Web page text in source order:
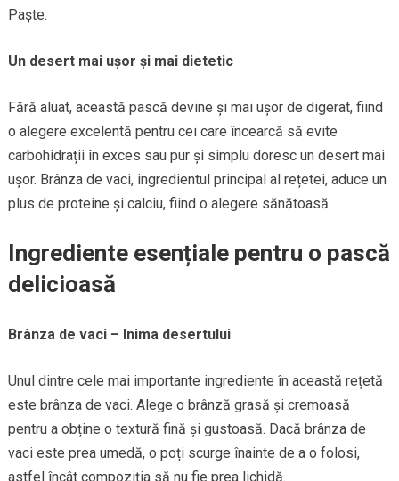
Paște.
Un desert mai ușor și mai dietetic
Fără aluat, această pască devine și mai ușor de digerat, fiind
o alegere excelentă pentru cei care încearcă să evite
carbohidrații în exces sau pur și simplu doresc un desert mai
ușor. Brânza de vaci, ingredientul principal al rețetei, aduce un
plus de proteine și calciu, fiind o alegere sănătoasă.
Ingrediente esențiale pentru o pască
delicioasă
Brânza de vaci – Inima desertului
Unul dintre cele mai importante ingrediente în această rețetă
este brânza de vaci. Alege o brânză grasă și cremoasă
pentru a obține o textură fină și gustoasă. Dacă brânza de
vaci este prea umedă, o poți scurge înainte de a o folosi,
astfel încât compoziția să nu fie prea lichidă.